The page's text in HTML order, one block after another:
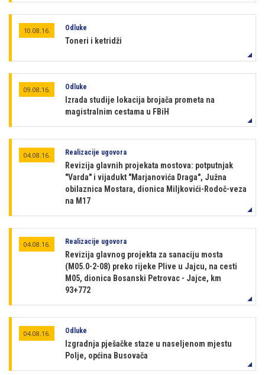
10.08.16. Odluke
Toneri i ketridži
09.08.16. Odluke
Izrada studije lokacija brojača prometa na
magistralnim cestama u FBiH
04.08.16. Realizacije ugovora
Revizija glavnih projekata mostova: potputnjak
"Varda" i vijadukt "Marjanovića Draga", Južna
obilaznica Mostara, dionica Miljkovići-Rodoč-veza
na M17
04.08.16. Realizacije ugovora
Revizija glavnog projekta za sanaciju mosta
(M05.0-2-08) preko rijeke Plive u Jajcu, na cesti
M05, dionica Bosanski Petrovac - Jajce, km
93+772
04.08.16. Odluke
Izgradnja pješačke staze u naseljenom mjestu
Polje, općina Busovača